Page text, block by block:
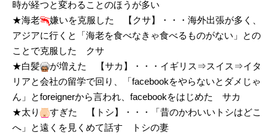
時が経つと変わることのほうが多い
★海老
嫌いを克服した 【クサ】・・・海外出張が多く、
アジアに行くと「海老を食べなきゃ食べるものがない」との
ことで克服した クサ
★白髪
が増えた 【サカ】・・・イギリス⇒スイス⇒イタ
リアと会社の留学で回り、「facebookをやらないとダメじゃ
ん」とforeignerから言われ、facebookをはじめた サカ
★太り
すぎた 【トシ】・・・「昔のかわいいトシはどこ
へ」と遠くを見くめて話す トシの妻